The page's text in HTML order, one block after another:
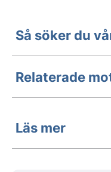
Så söker du
Relaterade
Läs mer